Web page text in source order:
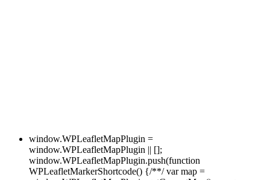
window.WPLeafletMapPlugin =
window.WPLeafletMapPlugin || [];
window.WPLeafletMapPlugin.push(function
WPLeafletMarkerShortcode() {/**/ var map =